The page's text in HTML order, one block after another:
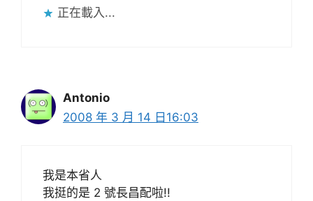
正在載入...
Antonio
2008 年 3 月 14 日16:03
我是本省人
我挺的是 2 號長昌配啦!!